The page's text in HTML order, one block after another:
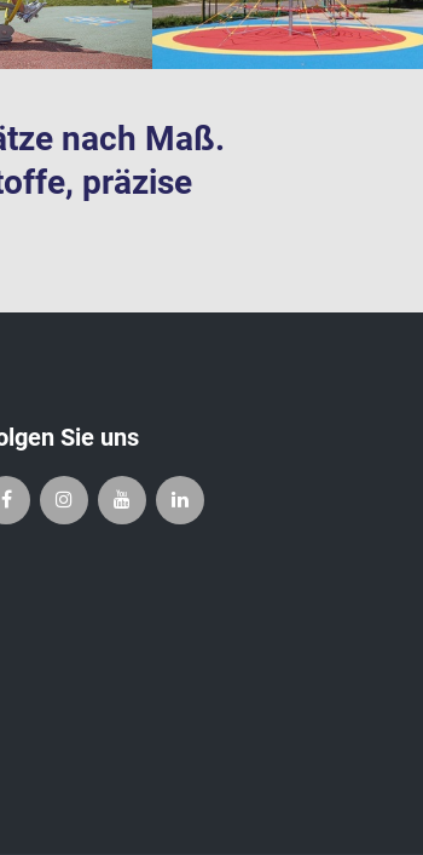
nach Maß.
präzise
Sie uns